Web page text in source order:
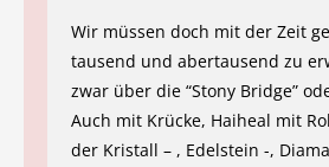
Wir müssen doch mit der Zeit
tausend und abertausend zu
zwar über die “Stony Bridge”
Auch mit Krücke, Haiheal mit
der Kristall – , Edelstein -,